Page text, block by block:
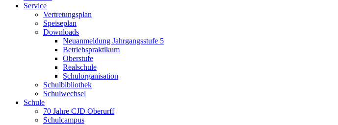
Service
Vertretungsplan
Speiseplan
Downloads
Neuanmeldung Jahrgangsstufe 5
Betriebspraktikum
Oberstufe
Realschule
Schulorganisation
Schulbibliothek
Schulwechsel
Schule
70 Jahre CJD Oberurff
Schulcampus